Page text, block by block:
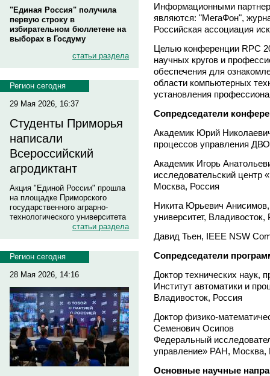
"Единая Россия" получила
первую строку в
избирательном бюллетене на
выборах в Госдуму
статьи раздела
Регион сегодня
29 Мая 2026, 16:37
Студенты Приморья
написали
Всероссийский
агродиктант
Акция "Единой России" прошла
на площадке Приморского
государственного аграрно-
технологического университета
статьи раздела
Регион сегодня
28 Мая 2026, 14:16
Информационными
являются: "МегаФон",
Российская ассоциация
Целью конференции RPC
научных кругов и
обеспечения для
области компьютерных
установления
Сопредседатели
Академик Юрий
процессов управления
Академик Игорь
исследовательский
Москва, Россия
Никита Юрьевич
университет, Владивосток,
Давид Тьен, IEEE NSW
Сопредседатели
Доктор технических наук,
Институт автоматики и
Владивосток, Россия
Доктор физико-
Семенович Осипов
Федеральный
управление» РАН, Москва,
Основные научные